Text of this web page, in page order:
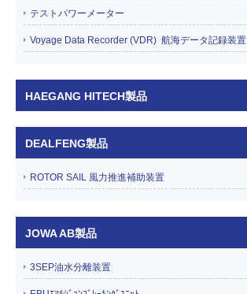
テストパワーメーター
Voyage Data Recorder (VDR) 航海データ記録装置
HAEGANG HITECH製品
DEALFENG製品
ROTOR SAIL 風力推進補助装置
JOWA AB製品
3SEP油水分離装置